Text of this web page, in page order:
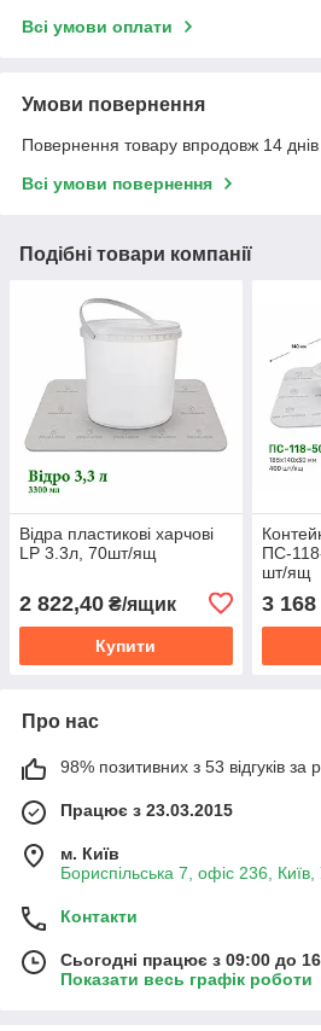
Всі умови оплати
Умови повернення
Повернення товару впродовж 14
Всі умови повернення
Подібні товари компанії
Відра пластикові харчові
LP 3.3л, 70шт/ящ
2 822,40 ₴/ящик
Купити
ПС-
шт/ящ
3 168
Про нас
98% позитивних з 53 відгуків за
Працює з 23.03.2015
м. Київ
Бориспільська 7, офіс 236, Київ,
Контакти
Сьогодні працює з 09:00 до
Показати весь графік роботи